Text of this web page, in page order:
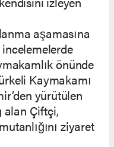
aşamasına
önünde
Kaymakamı
yürütülen
alan Çiftçi,
ziyaret